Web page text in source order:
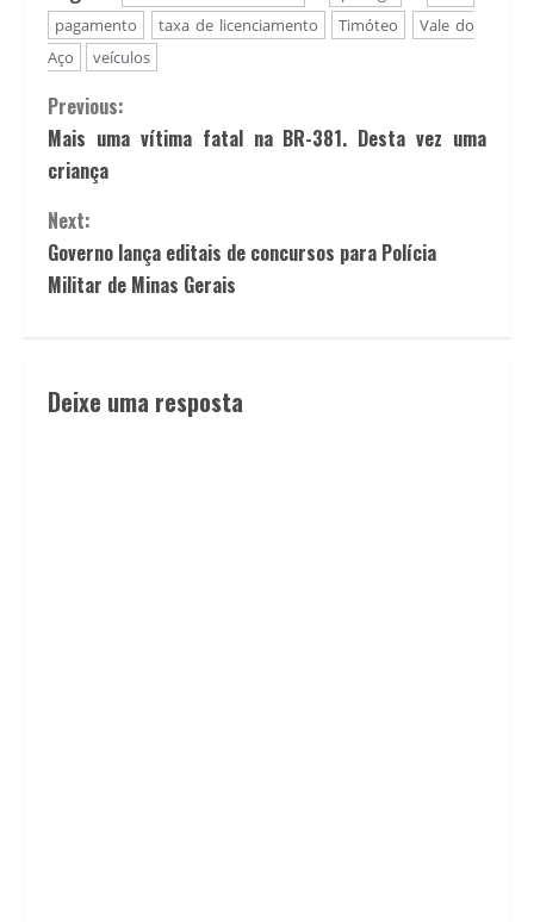
pagamento
taxa de licenciamento Timóteo
Vale do
Aço
veículos
Previous:
Mais uma vítima fatal na BR-381. Desta vez uma
criança
Next:
Governo lança editais de concursos para Polícia
Militar de Minas Gerais
Deixe uma resposta